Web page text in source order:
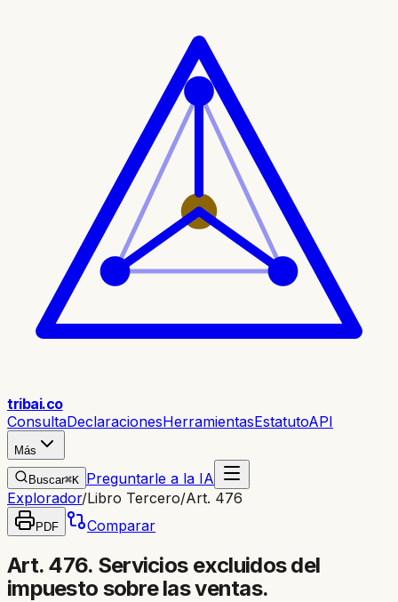
tribai.co
ConsultaDeclaracionesHerramientasEstatutoAPI
Más
Buscar⌘K Preguntarle a la IA
Explorador/Libro Tercero/Art. 476
PDF Comparar
Art. 476. Servicios excluidos del
impuesto sobre las ventas.